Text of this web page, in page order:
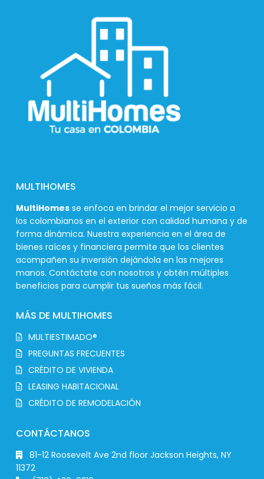
MULTIHOMES
MultiHomes se enfoca en brindar el mejor servicio a
los colombianos en el exterior con calidad humana y de
forma dinámica. Nuestra experiencia en el área de
bienes raíces y financiera permite que los clientes
acompañen su inversión dejándola en las mejores
manos. Contáctate con nosotros y obtén múltiples
beneficios para cumplir tus sueños más fácil.
MÁS DE MULTIHOMES
MULTIESTIMADO®
PREGUNTAS FRECUENTES
CRÉDITO DE VIVIENDA
LEASING HABITACIONAL
CRÉDITO DE REMODELACIÓN
CONTÁCTANOS
81-12 Roosevelt Ave 2nd floor Jackson Heights, NY
11372